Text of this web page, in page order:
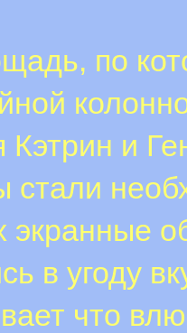
по
и
стали
экранные
в угоду
что